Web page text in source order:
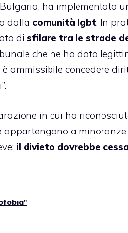
ha implementato
dalla comunità lgbt. In
di sfilare tra le strade
che ne ha dato
ammissibile concedere
in cui ha
appartengono a minoranze
il divieto dovrebbe